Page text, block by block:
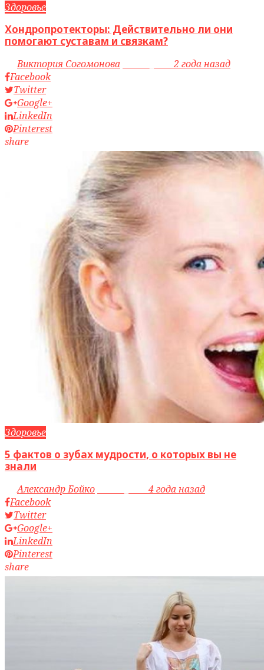
Здоровье
Хондропротекторы: Действительно ли они
помогают суставам и связкам?
byВиктория Согомонова access_time2 года назад
Facebook
Twitter
Google+
LinkedIn
Pinterest
share
Здоровье
5 фактов о зубах мудрости, о которых вы не
знали
byАлександр Бойко
4 года назад
Facebook
Twitter
Google+
LinkedIn
Pinterest
share